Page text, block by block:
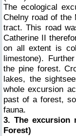
The ecological
Chelny road of the
tract. This road
Catherine II
on all extent is
limestone).
the pine forest.
lakes, the
whole excursion
past of a forest,
fauna.
3. The excursion
Forest)